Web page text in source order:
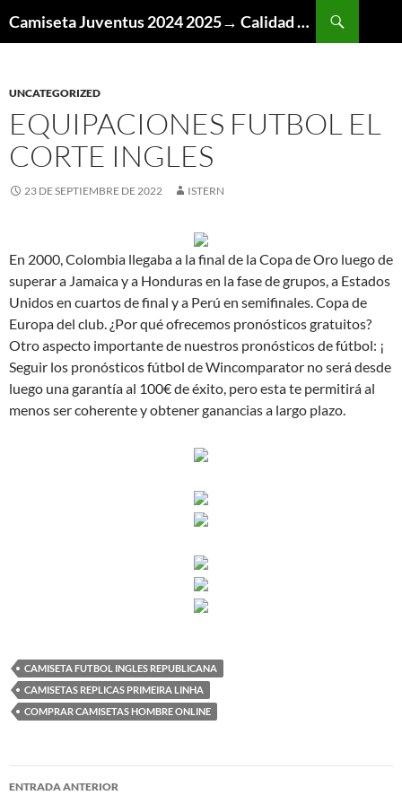
Camiseta Juventus 2024 2025→ Calidad Thai AAA
UNCATEGORIZED
EQUIPACIONES FUTBOL EL
CORTE INGLES
23 DE SEPTIEMBRE DE 2022 ISTERN
En 2000, Colombia llegaba a la final de la Copa de Oro luego de
superar a Jamaica y a Honduras en la fase de grupos, a Estados
Unidos en cuartos de final y a Perú en semifinales. Copa de
Europa del club. ¿Por qué ofrecemos pronósticos gratuitos?
Otro aspecto importante de nuestros pronósticos de fútbol: ¡
Seguir los pronósticos fútbol de Wincomparator no será desde
luego una garantía al 100€ de éxito, pero esta te permitirá al
menos ser coherente y obtener ganancias a largo plazo.
CAMISETA FUTBOL INGLES REPUBLICANA
CAMISETAS REPLICAS PRIMEIRA LINHA
COMPRAR CAMISETAS HOMBRE ONLINE
Navegación
ENTRADA ANTERIOR